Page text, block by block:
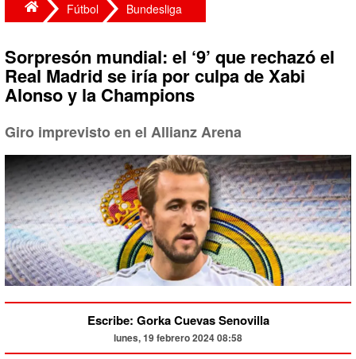
Fútbol Bundesliga
Sorpresón mundial: el ‘9’ que rechazó el
Real Madrid se iría por culpa de Xabi
Alonso y la Champions
Giro imprevisto en el Allianz Arena
Escribe: Gorka Cuevas Senovilla
lunes, 19 febrero 2024 08:58